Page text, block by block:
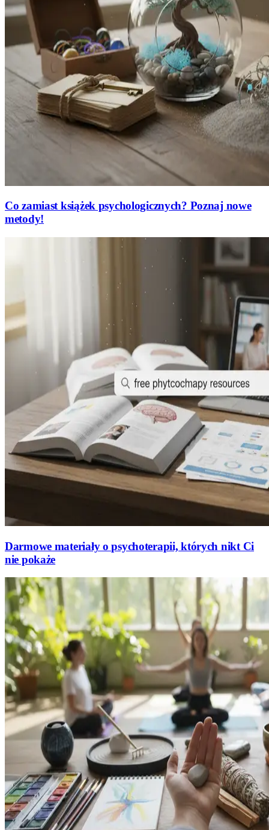
Co zamiast książek psychologicznych? Poznaj nowe
metody!
Darmowe materiały o psychoterapii, których nikt Ci
nie pokaże